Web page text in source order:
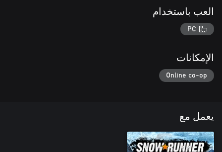
العب باستخدام
PC
الإمكانات
Online co-op
يعمل مع